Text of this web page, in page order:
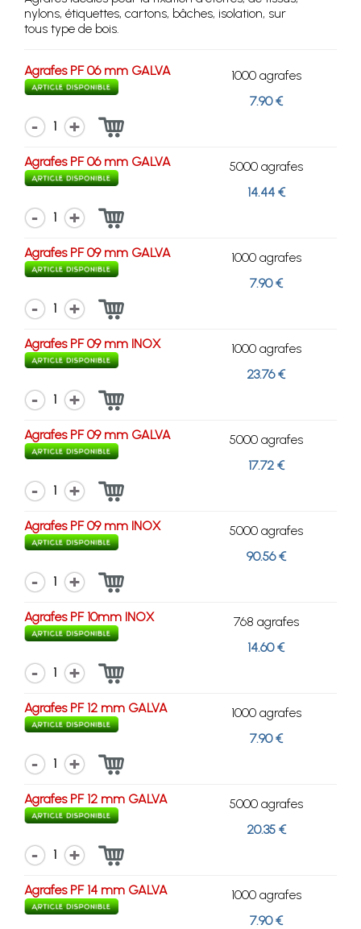
nylons, étiquettes, cartons, bâches, isolation, sur
tous type de bois.
Agrafes PF 06 mm GALVA
1000 agrafes
7.90 €
1
Agrafes PF 06 mm GALVA
5000 agrafes
14.44 €
1
Agrafes PF 09 mm GALVA
1000 agrafes
7.90 €
1
Agrafes PF 09 mm INOX
1000 agrafes
23.76 €
1
Agrafes PF 09 mm GALVA
5000 agrafes
17.72 €
1
Agrafes PF 09 mm INOX
5000 agrafes
90.56 €
1
Agrafes PF 10mm INOX
768 agrafes
14.60 €
1
Agrafes PF 12 mm GALVA
1000 agrafes
7.90 €
1
Agrafes PF 12 mm GALVA
5000 agrafes
20.35 €
1
Agrafes PF 14 mm GALVA
1000 agrafes
7.90 €